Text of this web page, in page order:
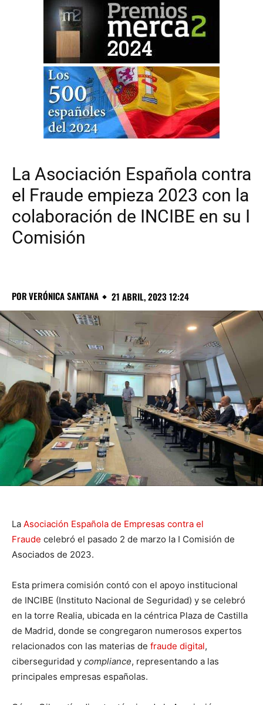
La Asociación Española contra
el Fraude empieza 2023 con la
colaboración de INCIBE en su I
Comisión
PORVERÓNICA SANTANA 21 ABRIL, 2023 12:24
La Asociación Española de Empresas contra el
Fraude celebró el pasado 2 de marzo la I Comisión de
Asociados de 2023.
Esta primera comisión contó con el apoyo institucional
de INCIBE (Instituto Nacional de Seguridad) y se celebró
en la torre Realia, ubicada en la céntrica Plaza de Castilla
de Madrid, donde se congregaron numerosos expertos
relacionados con las materias de fraude digital,
ciberseguridad y compliance, representando a las
principales empresas españolas.